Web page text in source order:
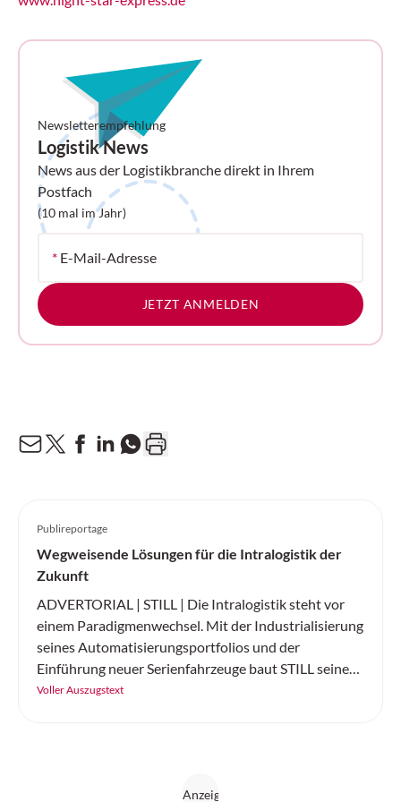
Newsletterempfehlung
Logistik News
News aus der Logistikbranche direkt in Ihrem
Postfach
(10 mal im Jahr)
* E-Mail-Adresse
JETZT ANMELDEN
Publireportage
Wegweisende Lösungen für die Intralogistik der
Zukunft
ADVERTORIAL | STILL | Die Intralogistik steht vor
einem Paradigmenwechsel. Mit der Industrialisierung
seines Automatisierungsportfolios und der
Einführung neuer Serienfahrzeuge baut STILL seine
Position als führender Komplettanbieter für
Voller Auszugstext